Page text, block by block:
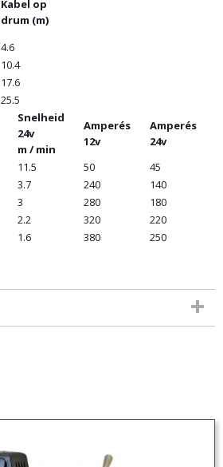
Kabel op
drum (m)
4.6
10.4
17.6
25.5
Snelheid
24v
m / min
Amperés
12v
Amperés
24v
11.5 50
45
3.7 240
140
3 280
180
2.2 320
220
1.6 380 250